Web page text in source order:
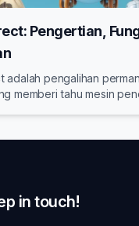
Pengertian,
adalah pengalihan
memberi tahu mesin
in touch!